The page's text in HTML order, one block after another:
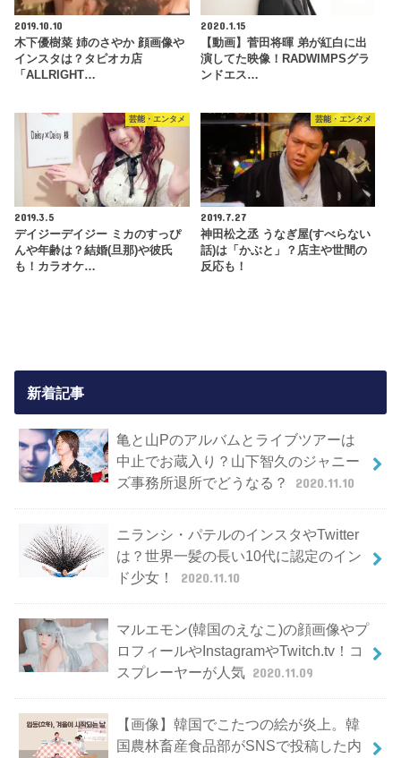
2019.10.10
木下優樹菜 姉のさやか 顔画像や
インスタは？タピオカ店
「ALLRIGHT…
2020.1.15
【動画】菅田将暉 弟が紅白に出
演してた映像！RADWIMPSグラ
ンドエス…
芸能・エンタメ
2019.3.5
デイジーデイジー ミカのすっぴ
んや年齢は？結婚(旦那)や彼氏
も！カラオケ…
芸能・エンタメ
2019.7.27
神田松之丞 うなぎ屋(すべらない
話)は「かぶと」？店主や世間の
反応も！
新着記事
亀と山Pのアルバムとライブツアーは
中止でお蔵入り？山下智久のジャニー
ズ事務所退所でどうなる？
2020.11.10
ニランシ・パテルのインスタやTwitter
は？世界一髪の長い10代に認定のイン
ド少女！
2020.11.10
マルエモン(韓国のえなこ)の顔画像やプ
ロフィールやInstagramやTwitch.tv！コ
スプレーヤーが人気 2020.11.09
【画像】韓国でこたつの絵が炎上。韓
国農林畜産食品部がSNSで投稿した内